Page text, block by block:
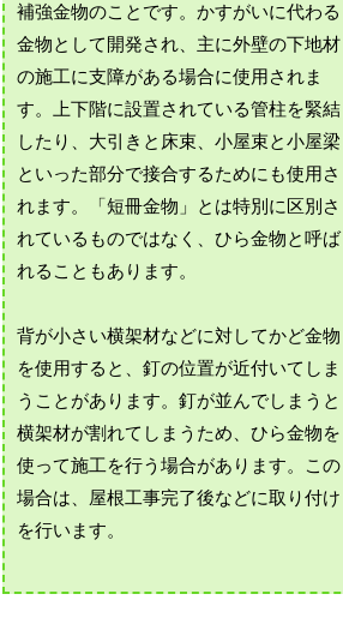
補強金物のことです。かすがいに代わる
金物として開発され、主に外壁の下地材
の施工に支障がある場合に使用されま
す。上下階に設置されている管柱を緊結
したり、大引きと床束、小屋束と小屋梁
といった部分で接合するためにも使用さ
れます。「短冊金物」とは特別に区別さ
れているものではなく、ひら金物と呼ば
れることもあります。
背が小さい横架材などに対してかど金物
を使用すると、釘の位置が近付いてしま
うことがあります。釘が並んでしまうと
横架材が割れてしまうため、ひら金物を
使って施工を行う場合があります。この
場合は、屋根工事完了後などに取り付け
を行います。